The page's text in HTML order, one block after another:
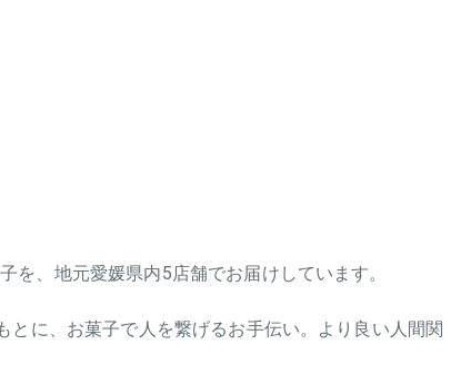
、地元愛媛県内5店舗でお届けしています。
に、お菓子で人を繋げるお手伝い。より良い人間関